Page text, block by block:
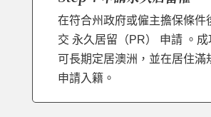
在符合州政府或僱主擔保條件
交 永久居留（PR） 申請 。
可長期定居澳洲，並在居住滿
申請入籍。